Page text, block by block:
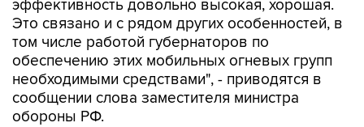
эффективность довольно высокая, хорошая.
Это связано и с рядом других особенностей, в
том числе работой губернаторов по
обеспечению этих мобильных огневых групп
необходимыми средствами", - приводятся в
сообщении слова заместителя министра
обороны РФ.